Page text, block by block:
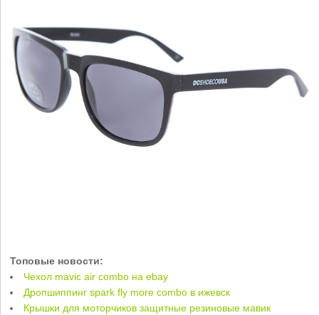
Топовые новости:
Чехол mavic air combo на ebay
Дропшиппинг spark fly more combo в ижевск
Крышки для моторчиков защитные резиновые мавик